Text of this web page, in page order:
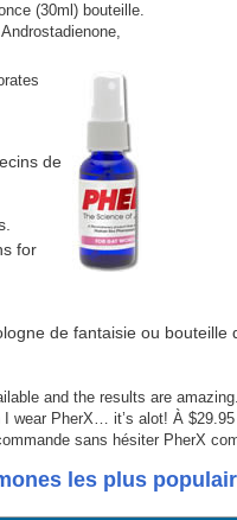
(30ml) bouteille.
de
for
de fantaisie ou bouteille
and the results are
I wear PherX… it’s alot! À
sans hésiter PherX
les plus